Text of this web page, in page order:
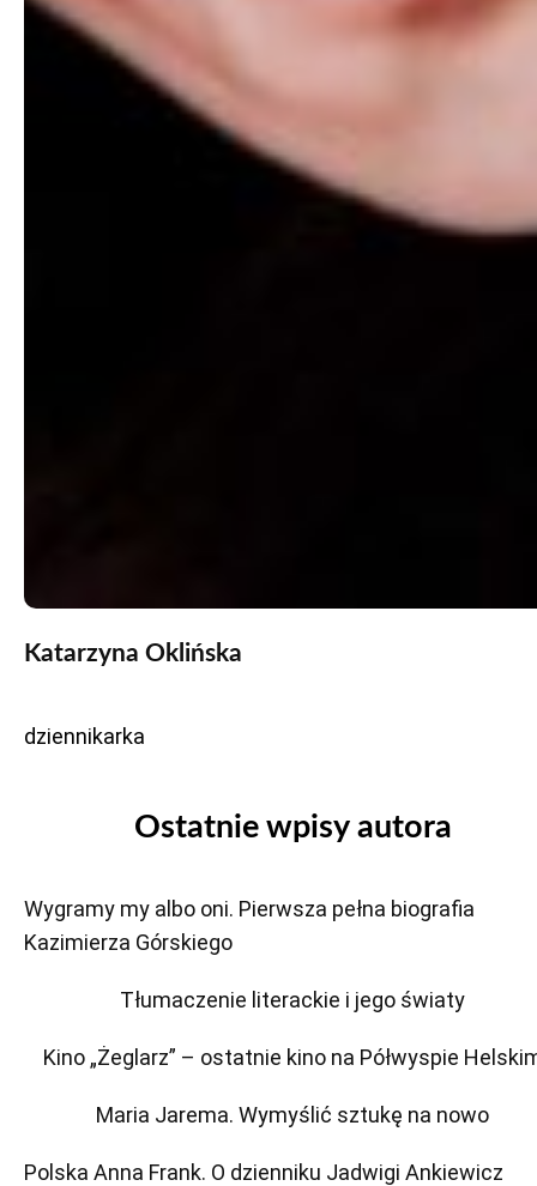
Katarzyna Oklińska
dziennikarka
Ostatnie wpisy autora
Wygramy my albo oni. Pierwsza pełna biografia
Kazimierza Górskiego
Tłumaczenie literackie i jego światy
Kino „Żeglarz” – ostatnie kino na Półwyspie
Maria Jarema. Wymyślić sztukę na nowo
Polska Anna Frank. O dzienniku Jadwigi Ankiewicz